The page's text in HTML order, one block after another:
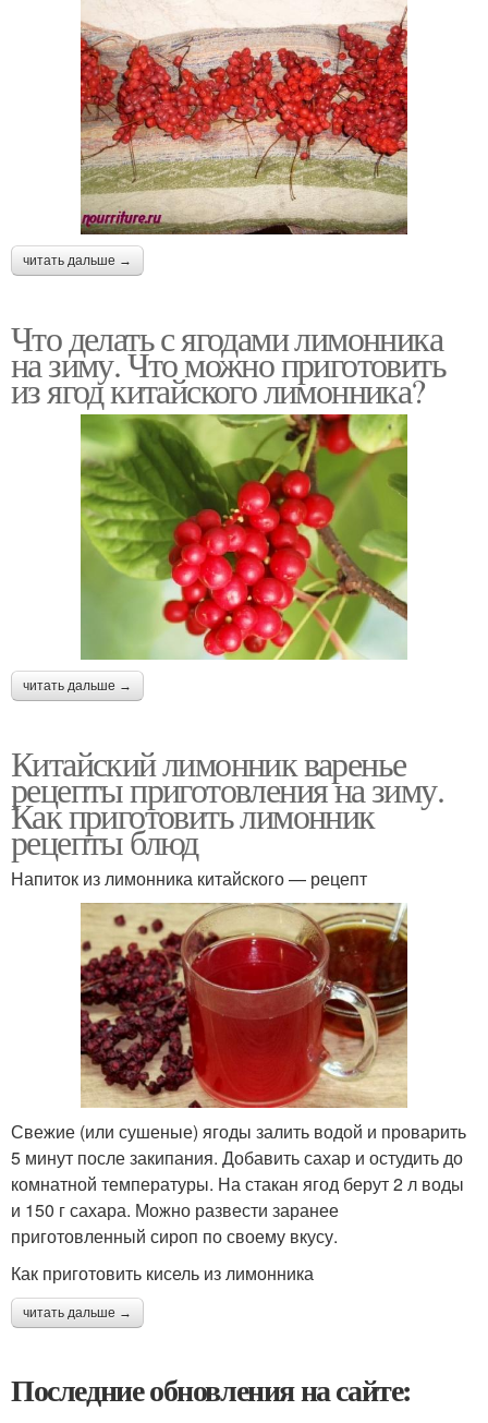
читать дальше →
Что делать с ягодами лимонника
на зиму. Что можно приготовить
из ягод китайского лимонника?
читать дальше →
Китайский лимонник варенье
рецепты приготовления на зиму.
Как приготовить лимонник
рецепты блюд
Напиток из лимонника китайского — рецепт
Свежие (или сушеные) ягоды залить водой и проварить
5 минут после закипания. Добавить сахар и остудить до
комнатной температуры. На стакан ягод берут 2 л воды
и 150 г сахара. Можно развести заранее
приготовленный сироп по своему вкусу.
Как приготовить кисель из лимонника
читать дальше →
Последние обновления на сайте: